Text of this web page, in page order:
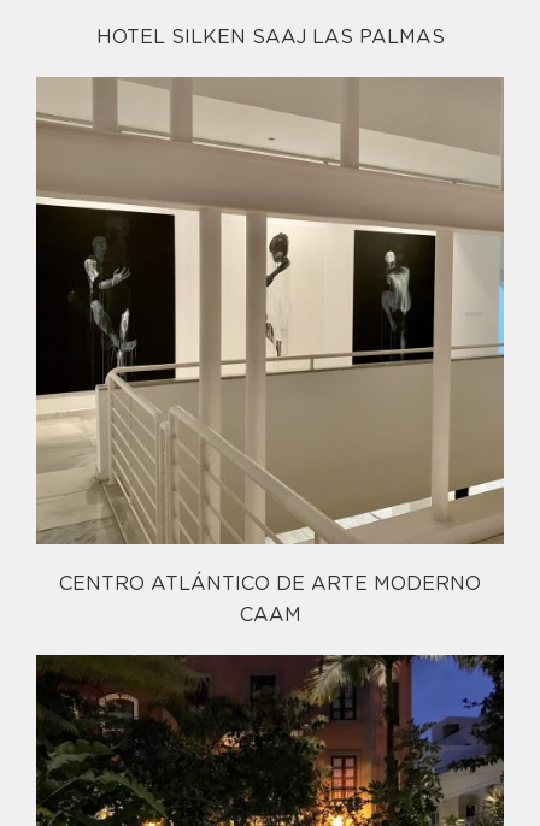
HOTEL SILKEN SAAJ LAS PALMAS
CENTRO ATLÁNTICO DE ARTE MODERNO
CAAM